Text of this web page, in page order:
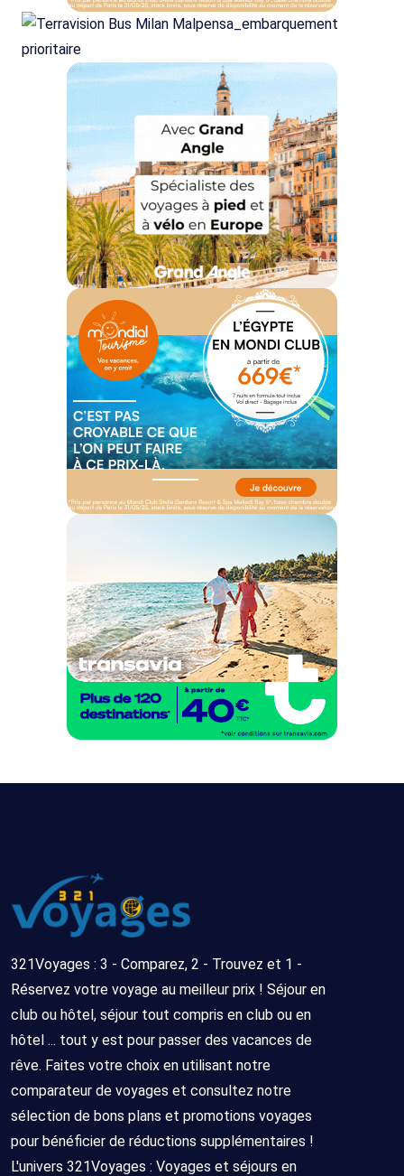
321Voyages : 3 - Comparez, 2 - Trouvez et 1 -
Réservez votre voyage au meilleur prix ! Séjour en
club ou hôtel, séjour tout compris en club ou en
hôtel ... tout y est pour passer des vacances de
rêve. Faites votre choix en utilisant notre
comparateur de voyages et consultez notre
sélection de bons plans et promotions voyages
pour bénéficier de réductions supplémentaires !
L'univers 321Voyages : Voyages et séjours en